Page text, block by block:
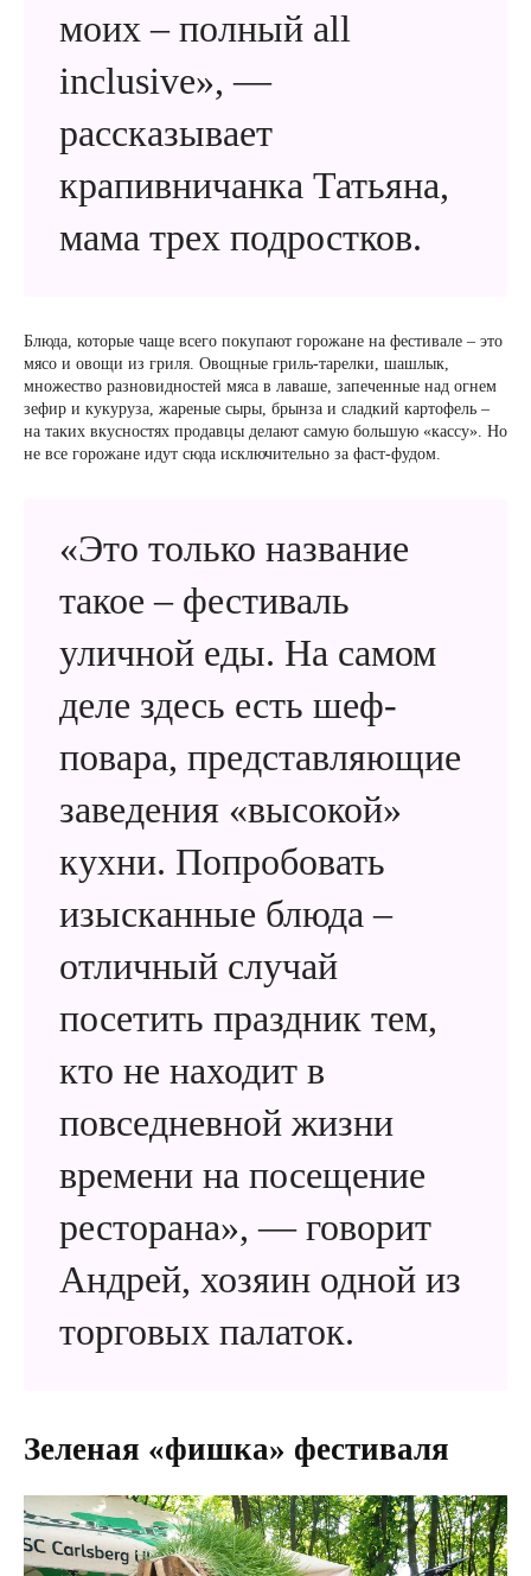
моих – полный all
inclusive», —
рассказывает
крапивничанка Татьяна,
мама трех подростков.
Блюда, которые чаще всего покупают горожане на фестивале – это
мясо и овощи из гриля. Овощные гриль-тарелки, шашлык,
множество разновидностей мяса в лаваше, запеченные над огнем
зефир и кукуруза, жареные сыры, брынза и сладкий картофель –
на таких вкусностях продавцы делают самую большую «кассу». Но
не все горожане идут сюда исключительно за фаст-фудом.
«Это только название
такое – фестиваль
уличной еды. На самом
деле здесь есть шеф-
повара, представляющие
заведения «высокой»
кухни. Попробовать
изысканные блюда –
отличный случай
посетить праздник тем,
кто не находит в
повседневной жизни
времени на посещение
ресторана», — говорит
Андрей, хозяин одной из
торговых палаток.
Зеленая «фишка» фестиваля